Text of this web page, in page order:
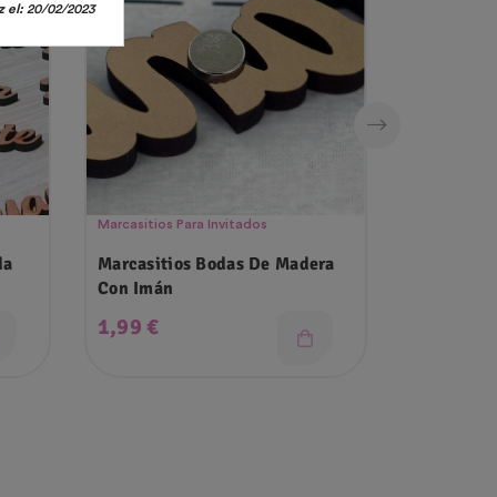
Marcasitios Para Invitados
Marcasitios Bodas De Madera
Con Imán
Precio
1,99 €
el:20/02/2023